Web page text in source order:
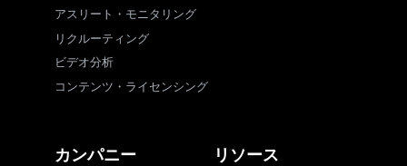
アスリート・モニタリング
リクルーティング
ビデオ分析
コンテンツ・ライセンシング
カンパニー リソース